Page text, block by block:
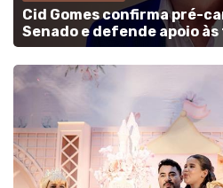
Cid Gomes confirma pré-
Senado e defende apoio